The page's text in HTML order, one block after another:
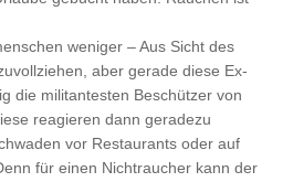
weniger – Aus Sicht des
aber gerade diese Ex-
die militantesten Beschützer von
reagieren dann geradezu
vor Restaurants oder auf
für einen Nichtraucher kann der